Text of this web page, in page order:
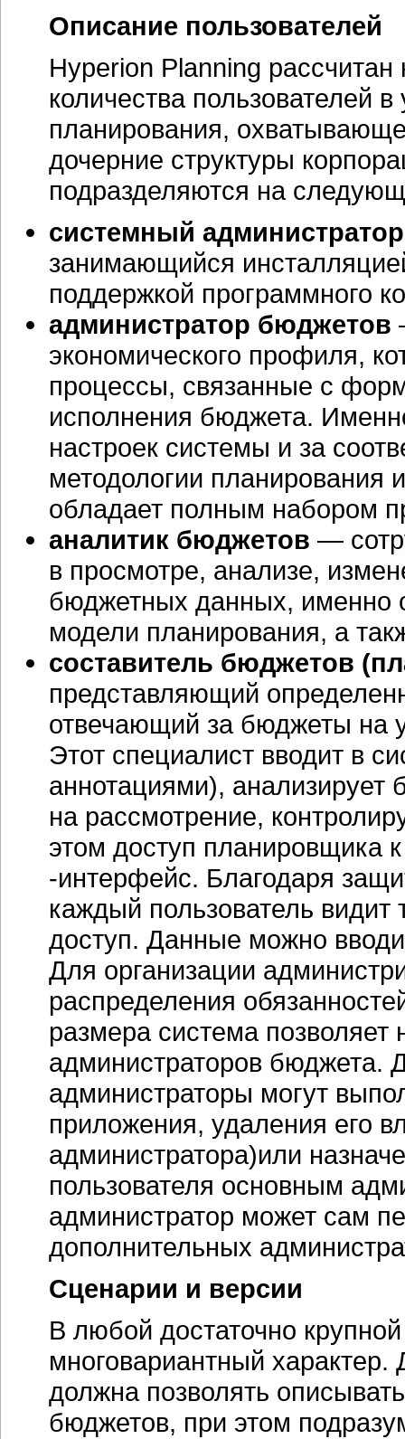
Описание пользователей
Hyperion Planning
количества пользователей
планирования,
дочерние структуры
подразделяются на
системный
занимающийся
поддержкой программного
администратор бюджетов
экономического профиля,
процессы, связанные с
исполнения бюджета.
настроек системы и за
методологии планирования
обладает полным набором
аналитик бюджетов —
в просмотре, анализе,
бюджетных данных, именно
модели планирования, а
составитель бюджетов
представляющий
отвечающий за бюджеты на
Этот специалист вводит в
аннотациями), анализирует
на рассмотрение,
этом доступ планировщика
-интерфейс. Благодаря
каждый пользователь
доступ. Данные можно
Для организации
распределения
размера система позволяет
администраторов бюджета.
администраторы могут
приложения, удаления его
администратора)или
пользователя основным
администратор может сам
дополнительных
Сценарии и версии
В любой достаточно
многовариантный характер.
должна позволять
бюджетов, при этом